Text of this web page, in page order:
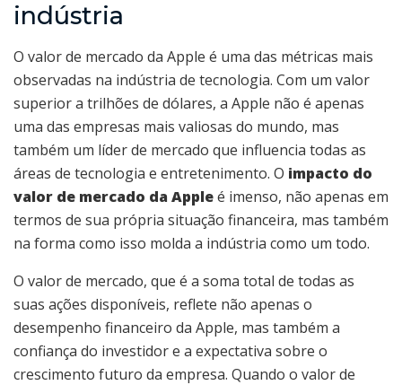
indústria
O valor de mercado da Apple é uma das métricas mais
observadas na indústria de tecnologia. Com um valor
superior a trilhões de dólares, a Apple não é apenas
uma das empresas mais valiosas do mundo, mas
também um líder de mercado que influencia todas as
áreas de tecnologia e entretenimento. O impacto do
valor de mercado da Appleé imenso, não apenas em
termos de sua própria situação financeira, mas também
na forma como isso molda a indústria como um todo.
O valor de mercado, que é a soma total de todas as
suas ações disponíveis, reflete não apenas o
desempenho financeiro da Apple, mas também a
confiança do investidor e a expectativa sobre o
crescimento futuro da empresa. Quando o valor de